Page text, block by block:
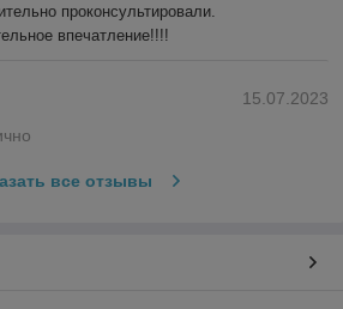
проконсультировали.
впечатление!!!!
15.07.2023
все отзывы